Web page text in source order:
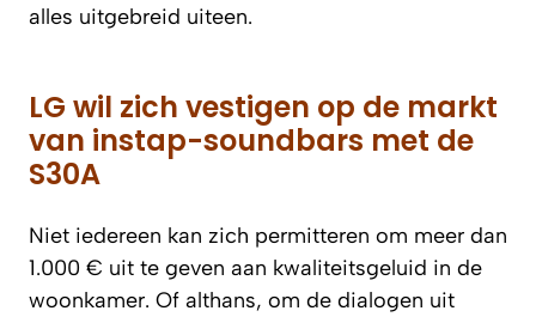
alles uitgebreid uiteen.
LG wil zich vestigen op de markt
van instap-soundbars met de
S30A
Niet iedereen kan zich permitteren om meer dan
1.000 € uit te geven aan kwaliteitsgeluid in de
woonkamer. Of althans, om de dialogen uit